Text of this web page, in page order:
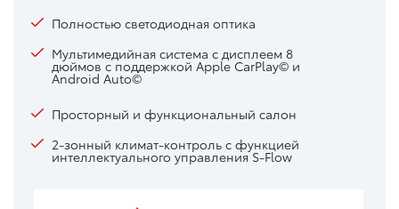
Полностью светодиодная оптика
Мультимедийная система с дисплеем 8
дюймов с поддержкой Apple CarPlay© и
Android Autо©
Просторный и функциональный салон
2-зонный климат-контроль с функцией
интеллектуального управления S-Flow